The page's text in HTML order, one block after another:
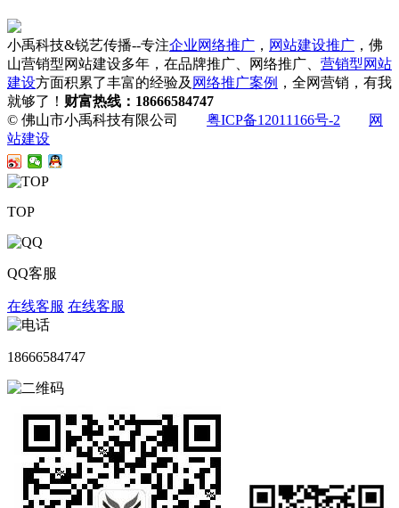
小禹科技&锐艺传播--专注企业网络推广 ， 网站建设推广 ，佛
山营销型网站建设多年，在品牌推广、网络推广、 营销型网站
建设方面积累了丰富的经验及 网络推广案例 ，全网营销，有我
就够了！ 财富热线：18666584747
© 佛山市小禹科技有限公司 粤ICP备12011166号-2
网
站建设
TOP
QQ客服
在线客服 在线客服
18666584747